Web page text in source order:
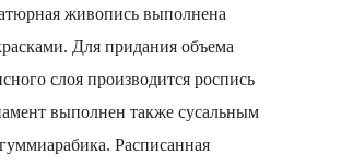
живопись выполнена
Для придания объема
слоя производится роспись
выполнен также сусальным
Расписанная